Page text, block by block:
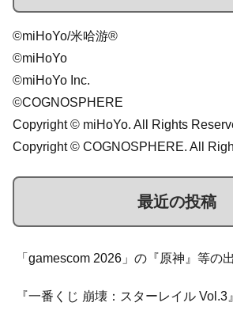
©miHoYo/米哈游®
©miHoYo
©miHoYo Inc.
©COGNOSPHERE
Copyright © miHoYo. All Rights
Copyright © COGNOSPHERE. All
最近の投稿
「gamescom 2026」の『原神』等の
『一番くじ 崩壊：スターレイル